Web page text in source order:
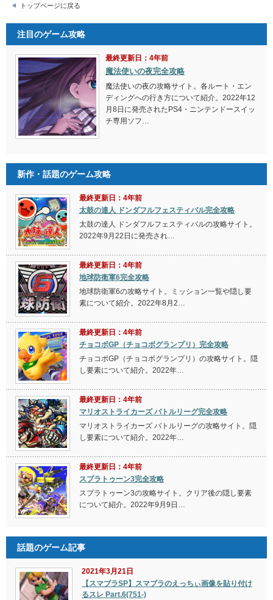
トップページに戻る
注目のゲーム攻略
最終更新日：4年前
魔法使いの夜完全攻略
魔法使いの夜の攻略サイト。各ルート・エン
ディングへの行き方について紹介。2022年12
月8日に発売されたPS4・ニンテンドースイッ
チ専用ソフ…
新作・話題のゲーム攻略
最終更新日：4年前
太鼓の達人 ドンダフルフェスティバル完全攻略
太鼓の達人 ドンダフルフェスティバルの攻略サイト。
2022年9月22日に発売され…
最終更新日：4年前
地球防衛軍6完全攻略
地球防衛軍6の攻略サイト。ミッション一覧や隠し要
素について紹介。2022年8月2…
最終更新日：4年前
チョコボGP（チョコボグランプリ）完全攻略
チョコボGP（チョコボグランプリ）の攻略サイト。隠
し要素について紹介。2022年…
最終更新日：4年前
マリオストライカーズ バトルリーグ完全攻略
マリオストライカーズ バトルリーグの攻略サイト。隠
し要素について紹介。2022年…
最終更新日：4年前
スプラトゥーン3完全攻略
スプラトゥーン3の攻略サイト。クリア後の隠し要素
について紹介。2022年9月9日…
話題のゲーム記事
2021年3月21日
【スマブラSP】スマブラのえっちぃ画像を貼り付け
るスレ Part.6(751-)